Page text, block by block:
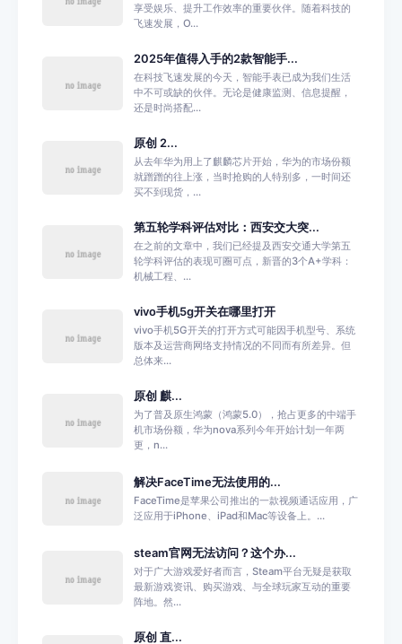
享受娱乐、提升工作效率的重要伙伴。随着科技的
飞速发展，O...
2025年值得入手的2款智能手...
在科技飞速发展的今天，智能手表已成为我们生活
中不可或缺的伙伴。无论是健康监测、信息提醒，
还是时尚搭配...
原创 2...
从去年华为用上了麒麟芯片开始，华为的市场份额
就蹭蹭的往上涨，当时抢购的人特别多，一时间还
买不到现货，...
第五轮学科评估对比：西安交大突...
在之前的文章中，我们已经提及西安交通大学第五
轮学科评估的表现可圈可点，新晋的3个A+学科：
机械工程、...
vivo手机5g开关在哪里打开
vivo手机5G开关的打开方式可能因手机型号、系统
版本及运营商网络支持情况的不同而有所差异。但
总体来...
原创 麒...
为了普及原生鸿蒙（鸿蒙5.0），抢占更多的中端手
机市场份额，华为nova系列今年开始计划一年两
更，n...
解决FaceTime无法使用的...
FaceTime是苹果公司推出的一款视频通话应用，广
泛应用于iPhone、iPad和Mac等设备上。...
steam官网无法访问？这个办...
对于广大游戏爱好者而言，Steam平台无疑是获取
最新游戏资讯、购买游戏、与全球玩家互动的重要
阵地。然...
原创 直...